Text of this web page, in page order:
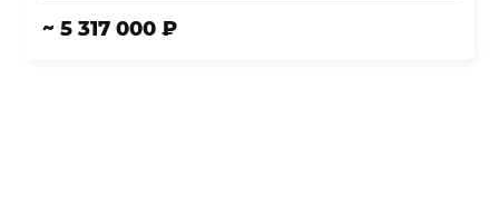
~ 5 317 000 ₽